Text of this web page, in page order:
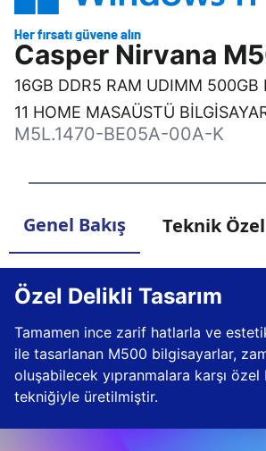
Casper Nirvana
16GB DDR5 RAM UDIMM 500GB
11 HOME MASAÜSTÜ
M5L.1470-BE05A-00A-K
Genel Bakış Teknik
Özel Delikli Tasarım
Tamamen ince zarif hatlarla ve
ile tasarlanan M500 bilgisayarlar,
oluşabilecek yıpranmalara karşı
tekniğiyle üretilmiştir.